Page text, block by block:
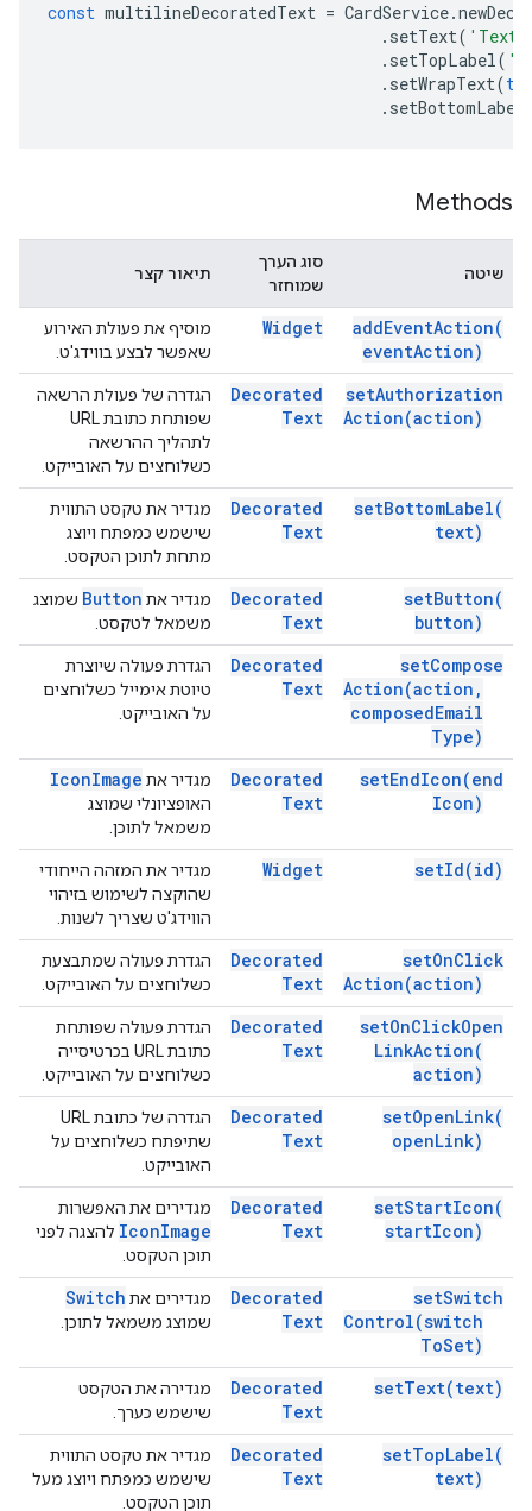
const multilineDecoratedText = CardService.
. setText( 'Text'
. setTopLabel(
. setWrapText(
. setBottomLabel
Methods
שיטה
סוג הערך
שמוחזר
תיאור קצר
addEventAction(
eventAction)
Widget
מוסיף את פעולת האירוע
שאפשר לבצע בווידג'ט.
setAuthorization
Action(action)
Decorated
Text
הגדרה של פעולת הרשאה
שפותחת כתובת URL
לתהליך ההרשאה
כשלוחצים על האובייקט.
setBottomLabel(
text)
Decorated
Text
מגדיר את טקסט התווית
שישמש כמפתח ויוצג
מתחת לתוכן הטקסט.
setButton(
button)
Decorated
Text
מגדיר את Button שמוצג
משמאל לטקסט.
setCompose
Action(action ,
composedEmail
Type)
Decorated
Text
הגדרת פעולה שיוצרת
טיוטת אימייל כשלוחצים
על האובייקט.
setEndIcon(end
Icon)
Decorated
Text
מגדיר את IconImage
האופציונלי שמוצג
משמאל לתוכן.
setId(id)
Widget
מגדיר את המזהה הייחודי
שהוקצה לשימוש בזיהוי
הווידג'ט שצריך לשנות.
setOnClick
Action(action)
Decorated
Text
הגדרת פעולה שמתבצעת
כשלוחצים על האובייקט.
setOnClickOpen
LinkAction(
action)
Decorated
Text
הגדרת פעולה שפותחת
כתובת URL בכרטיסייה
כשלוחצים על האובייקט.
setOpenLink(
openLink)
Decorated
Text
הגדרה של כתובת URL
שתיפתח כשלוחצים על
האובייקט.
setStartIcon(
startIcon)
Decorated
Text
מגדירים את האפשרות
IconImage
להצגה לפני
תוכן הטקסט.
setSwitch
Control(switch
ToSet)
Decorated
Text
מגדירים את Switch
שמוצג משמאל לתוכן.
setText(text)
Decorated
Text
מגדירה את הטקסט
שישמש כערך.
setTopLabel(
text)
Decorated
Text
מגדיר את טקסט התווית
שישמש כמפתח ויוצג מעל
תוכן הטקסט.